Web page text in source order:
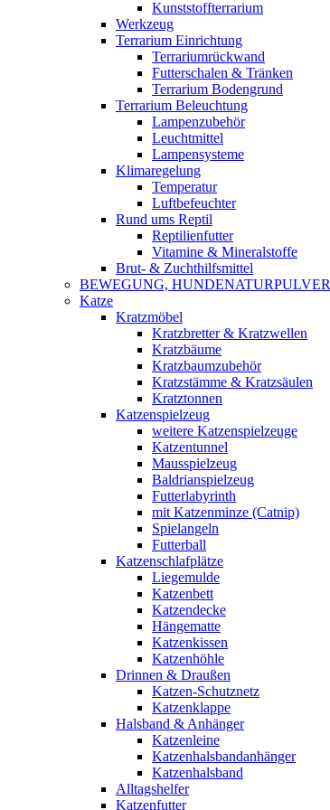
Kunststoffterrarium
Werkzeug
Terrarium Einrichtung
Terrariumrückwand
Futterschalen & Tränken
Terrarium Bodengrund
Terrarium Beleuchtung
Lampenzubehör
Leuchtmittel
Lampensysteme
Klimaregelung
Temperatur
Luftbefeuchter
Rund ums Reptil
Reptilienfutter
Vitamine & Mineralstoffe
Brut- & Zuchthilfsmittel
BEWEGUNG, HUNDENATURPULVER
Katze
Kratzmöbel
Kratzbretter & Kratzwellen
Kratzbäume
Kratzbaumzubehör
Kratzstämme & Kratzsäulen
Kratztonnen
Katzenspielzeug
weitere Katzenspielzeuge
Katzentunnel
Mausspielzeug
Baldrianspielzeug
Futterlabyrinth
mit Katzenminze (Catnip)
Spielangeln
Futterball
Katzenschlafplätze
Liegemulde
Katzenbett
Katzendecke
Hängematte
Katzenkissen
Katzenhöhle
Drinnen & Draußen
Katzen-Schutznetz
Katzenklappe
Halsband & Anhänger
Katzenleine
Katzenhalsbandanhänger
Katzenhalsband
Alltagshelfer
Katzenfutter